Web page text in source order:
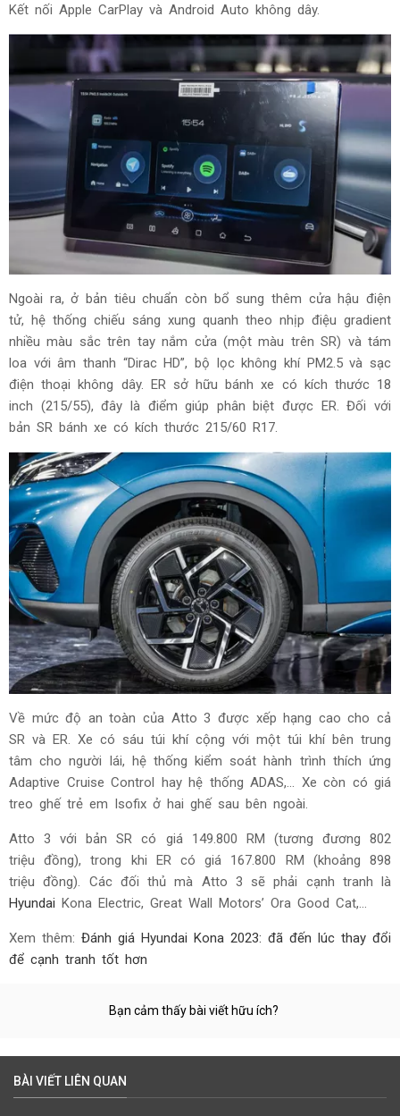
Kết nối Apple CarPlay và Android Auto không dây.
Ngoài ra, ở bản tiêu chuẩn còn bổ sung thêm cửa hậu điện
tử, hệ thống chiếu sáng xung quanh theo nhịp điệu gradient
nhiều màu sắc trên tay nắm cửa (một màu trên SR) và tám
loa với âm thanh “Dirac HD”, bộ lọc không khí PM2.5 và sạc
điện thoại không dây. ER sở hữu bánh xe có kích thước 18
inch (215/55), đây là điểm giúp phân biệt được ER. Đối với
bản SR bánh xe có kích thước 215/60 R17.
Về mức độ an toàn của Atto 3 được xếp hạng cao cho cả
SR và ER. Xe có sáu túi khí cộng với một túi khí bên trung
tâm cho người lái, hệ thống kiểm soát hành trình thích ứng
Adaptive Cruise Control hay hệ thống ADAS,... Xe còn có giá
treo ghế trẻ em Isofix ở hai ghế sau bên ngoài.
Atto 3 với bản SR có giá 149.800 RM (tương đương 802
triệu đồng), trong khi ER có giá 167.800 RM (khoảng 898
triệu đồng). Các đối thủ mà Atto 3 sẽ phải cạnh tranh là
Hyundai Kona Electric, Great Wall Motors’ Ora Good Cat,...
Xem thêm: Đánh giá Hyundai Kona 2023: đã đến lúc thay đổi
để cạnh tranh tốt hơn
Bạn cảm thấy bài viết hữu ích?
BÀI VIẾT LIÊN QUAN